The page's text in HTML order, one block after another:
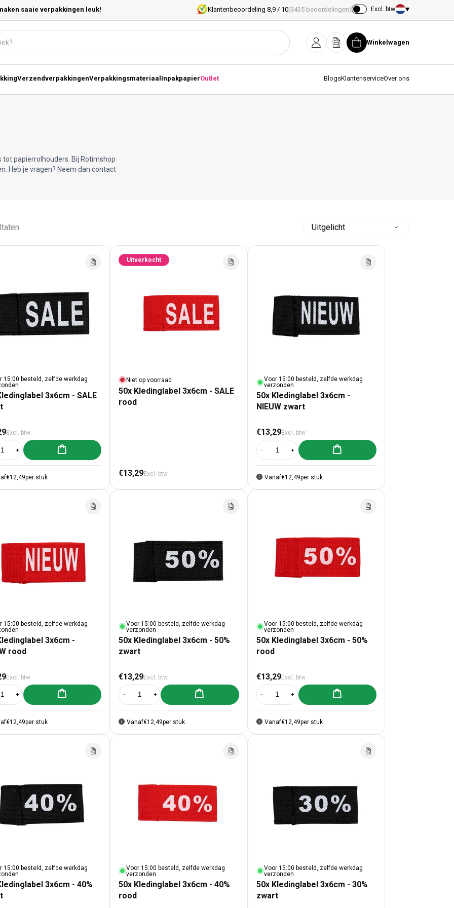
saaie verpakkingen leuk! Klantenbeoordeling 8,9 / 10(3435 beoordelingen) Excl. btw
Land/regio
InloggenOfferteWinkelwagen
Winkelwagen
VerzendverpakkingenVerpakkingsmateriaal InpakpapierOutlet BlogsKlantenserviceOver ons
papierrolhouders. Bij Rotimshop
Heb je vragen? Neem dan contact
15:00 besteld, zelfde werkdag
3x6cm - SALE
prijs
Excl. btw
verlagen voor 50x Kledinglabel 3x6cm - SALE zwart
Aantal verhogen voor 50x Kledinglabel 3x6cm - SALE zwart
Aan winkelwagen toevoegen
€12,49per stuk
Uitverkocht
Niet op voorraad
50x Kledinglabel 3x6cm - SALE
rood
Normale prijs
€13,29Excl. btw
Voor 15:00 besteld, zelfde werkdag
verzonden
50x Kledinglabel 3x6cm -
NIEUW zwart
Normale prijs
€13,29Excl. btw
Aantal verlagen voor 50x Kledinglabel 3x6cm - NIEUW zwart
Aantal verhogen voor 50x Kledinglabel 3x6cm -
Aan winkelwagen toevoegen
Vanaf€12,49per stuk
15:00 besteld, zelfde werkdag
3x6cm -
rood
prijs
Excl. btw
verlagen voor 50x Kledinglabel 3x6cm - NIEUW rood
Aantal verhogen voor 50x Kledinglabel 3x6cm - NIEUW rood
Aan winkelwagen toevoegen
€12,49per stuk
Voor 15:00 besteld, zelfde werkdag
verzonden
50x Kledinglabel 3x6cm - 50%
zwart
Normale prijs
€13,29Excl. btw
Aantal verlagen voor 50x Kledinglabel 3x6cm - 50% zwart
Aantal verhogen voor 50x Kledinglabel 3x6cm - 50% zwart
Aan winkelwagen toevoegen
Vanaf€12,49per stuk
Voor 15:00 besteld, zelfde werkdag
verzonden
50x Kledinglabel 3x6cm - 50%
rood
Normale prijs
€13,29Excl. btw
Aantal verlagen voor 50x Kledinglabel 3x6cm - 50% rood
Aantal verhogen voor 50x Kledinglabel 3x6cm - 50%
Aan winkelwagen toevoegen
Vanaf€12,49per stuk
15:00 besteld, zelfde werkdag
3x6cm - 40%
Voor 15:00 besteld, zelfde werkdag
verzonden
50x Kledinglabel 3x6cm - 40%
rood
Voor 15:00 besteld, zelfde werkdag
verzonden
50x Kledinglabel 3x6cm - 30%
zwart